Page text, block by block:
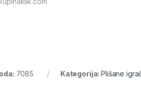
7085 Kategorija:Plišane